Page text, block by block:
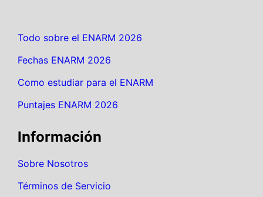
Todo sobre el ENARM 2026
Fechas ENARM 2026
Como estudiar para el ENARM
Puntajes ENARM 2026
Información
Sobre Nosotros
Términos de Servicio